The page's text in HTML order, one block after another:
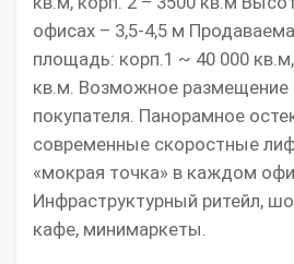
офисах – 3,5-4,5 м
площадь: корп.1 ~ 40 000
кв.м. Возможное размещение
покупателя. Панорамное
современные скоростные
«мокрая точка» в каждом
Инфраструктурный ритейл,
кафе, минимаркеты.